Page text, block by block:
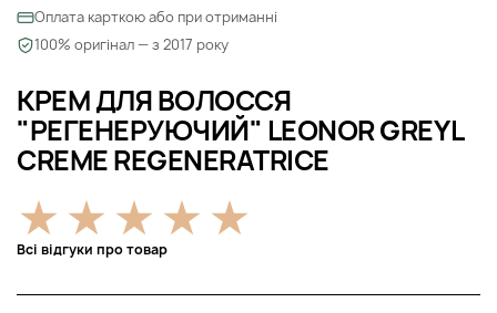
КРЕМ ДЛЯ ВОЛОССЯ
"РЕГЕНЕРУЮЧИЙ" LEONOR GREYL
CREME REGENERATRICE
Всі відгуки про товар
Оплата карткою або при отриманні
100% оригінал — з 2017 року